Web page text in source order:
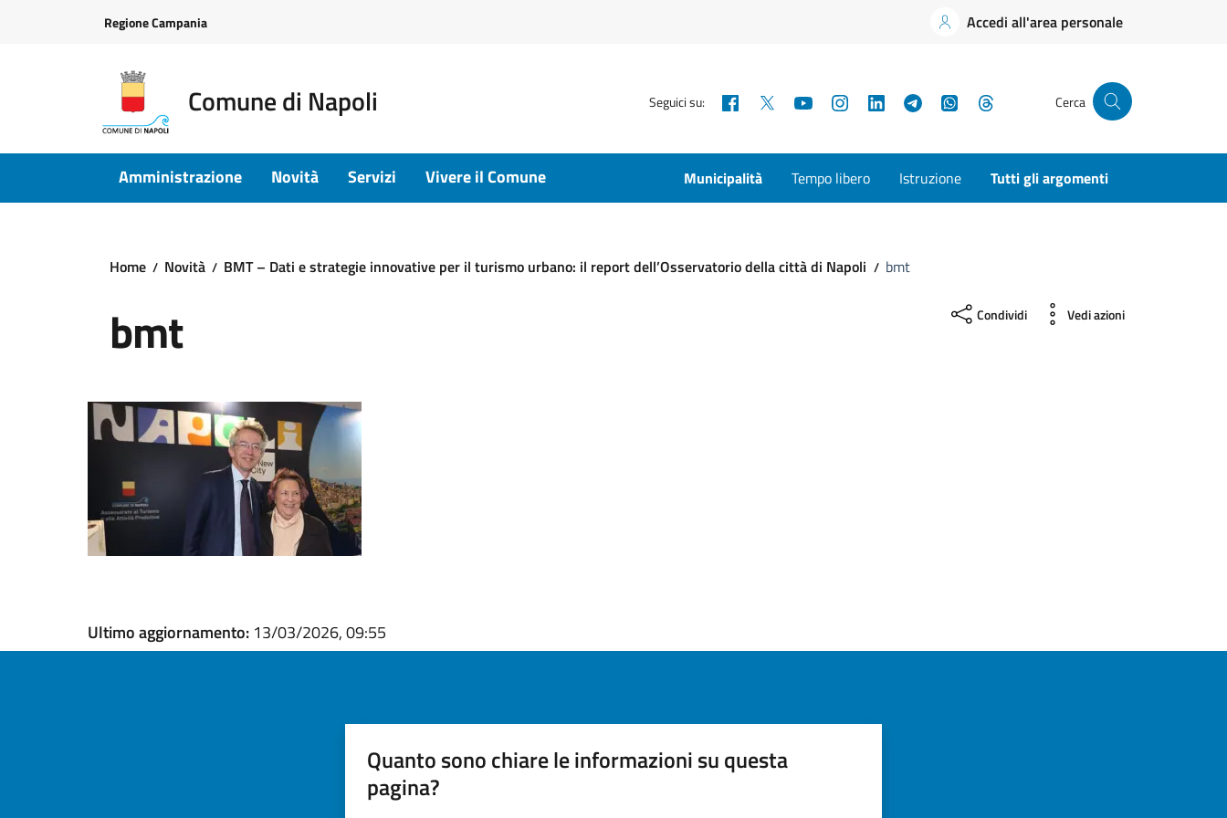
Regione Campania Accedi all'area personale
Comune di Napoli Seguici su: Facebook YouTubeInstagramLinkedInTelegramWhatsApp Cerca
Amministrazione Novità Servizi Vivere il Comune Municipalità Tempo libero Istruzione Tutti gli argomenti
Home Novità BMT – Dati e strategie innovative per il turismo urbano: il report dell’Osservatorio della città di Napoli bmt
bmt Condividi Vedi azioni
Ultimo aggiornamento: 13/03/2026, 09:55
Quanto sono chiare le informazioni su questa
pagina?